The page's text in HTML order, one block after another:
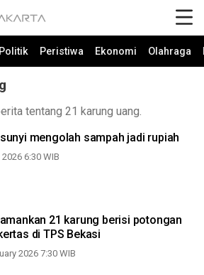
Politik Peristiwa Ekonomi Olahraga
tentang 21 karung uang.
mengolah sampah jadi rupiah
6:30 WIB
21 karung berisi potongan
di TPS Bekasi
2026 7:30 WIB